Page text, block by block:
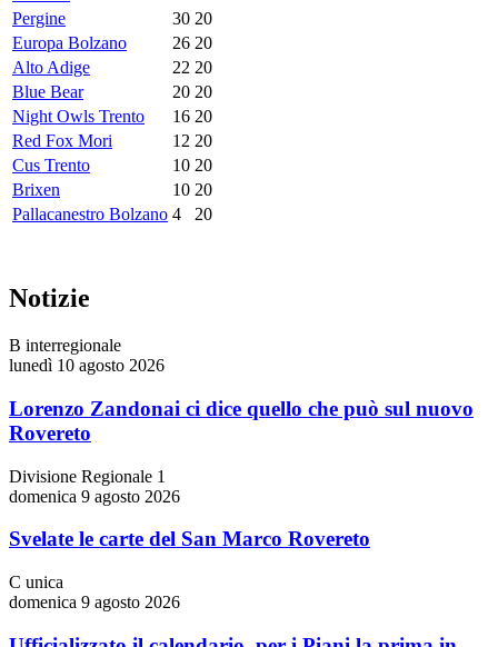
Pergine
30 20
Europa Bolzano
26 20
Alto Adige
22 20
Blue Bear
20 20
Night Owls Trento
16 20
Red Fox Mori
12 20
Cus Trento
10 20
Brixen
10 20
Pallacanestro Bolzano 4 20
Notizie
B interregionale
lunedì 10 agosto 2026
Lorenzo Zandonai ci dice quello che può sul nuovo
Rovereto
Divisione Regionale 1
domenica 9 agosto 2026
Svelate le carte del San Marco Rovereto
C unica
domenica 9 agosto 2026